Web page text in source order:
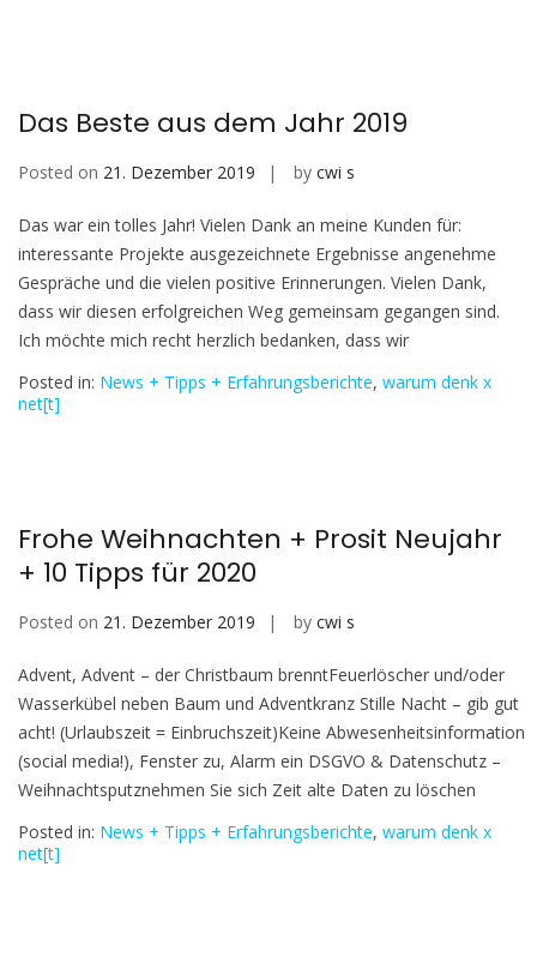
Das Beste aus dem Jahr 2019
Posted on 21. Dezember 2019 by cwi s
Das war ein tolles Jahr! Vielen Dank an meine Kunden für:
interessante Projekte ausgezeichnete Ergebnisse angenehme
Gespräche und die vielen positive Erinnerungen. Vielen Dank,
dass wir diesen erfolgreichen Weg gemeinsam gegangen sind.
Ich möchte mich recht herzlich bedanken, dass wir
Posted in: News + Tipps + Erfahrungsberichte, warum denk x
net[t]
Frohe Weihnachten + Prosit Neujahr
+ 10 Tipps für 2020
Posted on 21. Dezember 2019 by cwi s
Advent, Advent – der Christbaum brenntFeuerlöscher und/oder
Wasserkübel neben Baum und Adventkranz Stille Nacht – gib gut
acht! (Urlaubszeit = Einbruchszeit)Keine Abwesenheitsinformation
(social media!), Fenster zu, Alarm ein DSGVO & Datenschutz –
Weihnachtsputznehmen Sie sich Zeit alte Daten zu löschen
Posted in: News + Tipps + Erfahrungsberichte, warum denk x
net[t]